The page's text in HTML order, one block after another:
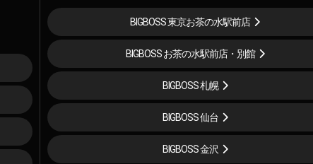
BIGBOSS 東京お茶の水駅前店
BIGBOSS お茶の水駅前店・別館
BIGBOSS 札幌
BIGBOSS 仙台
BIGBOSS 金沢